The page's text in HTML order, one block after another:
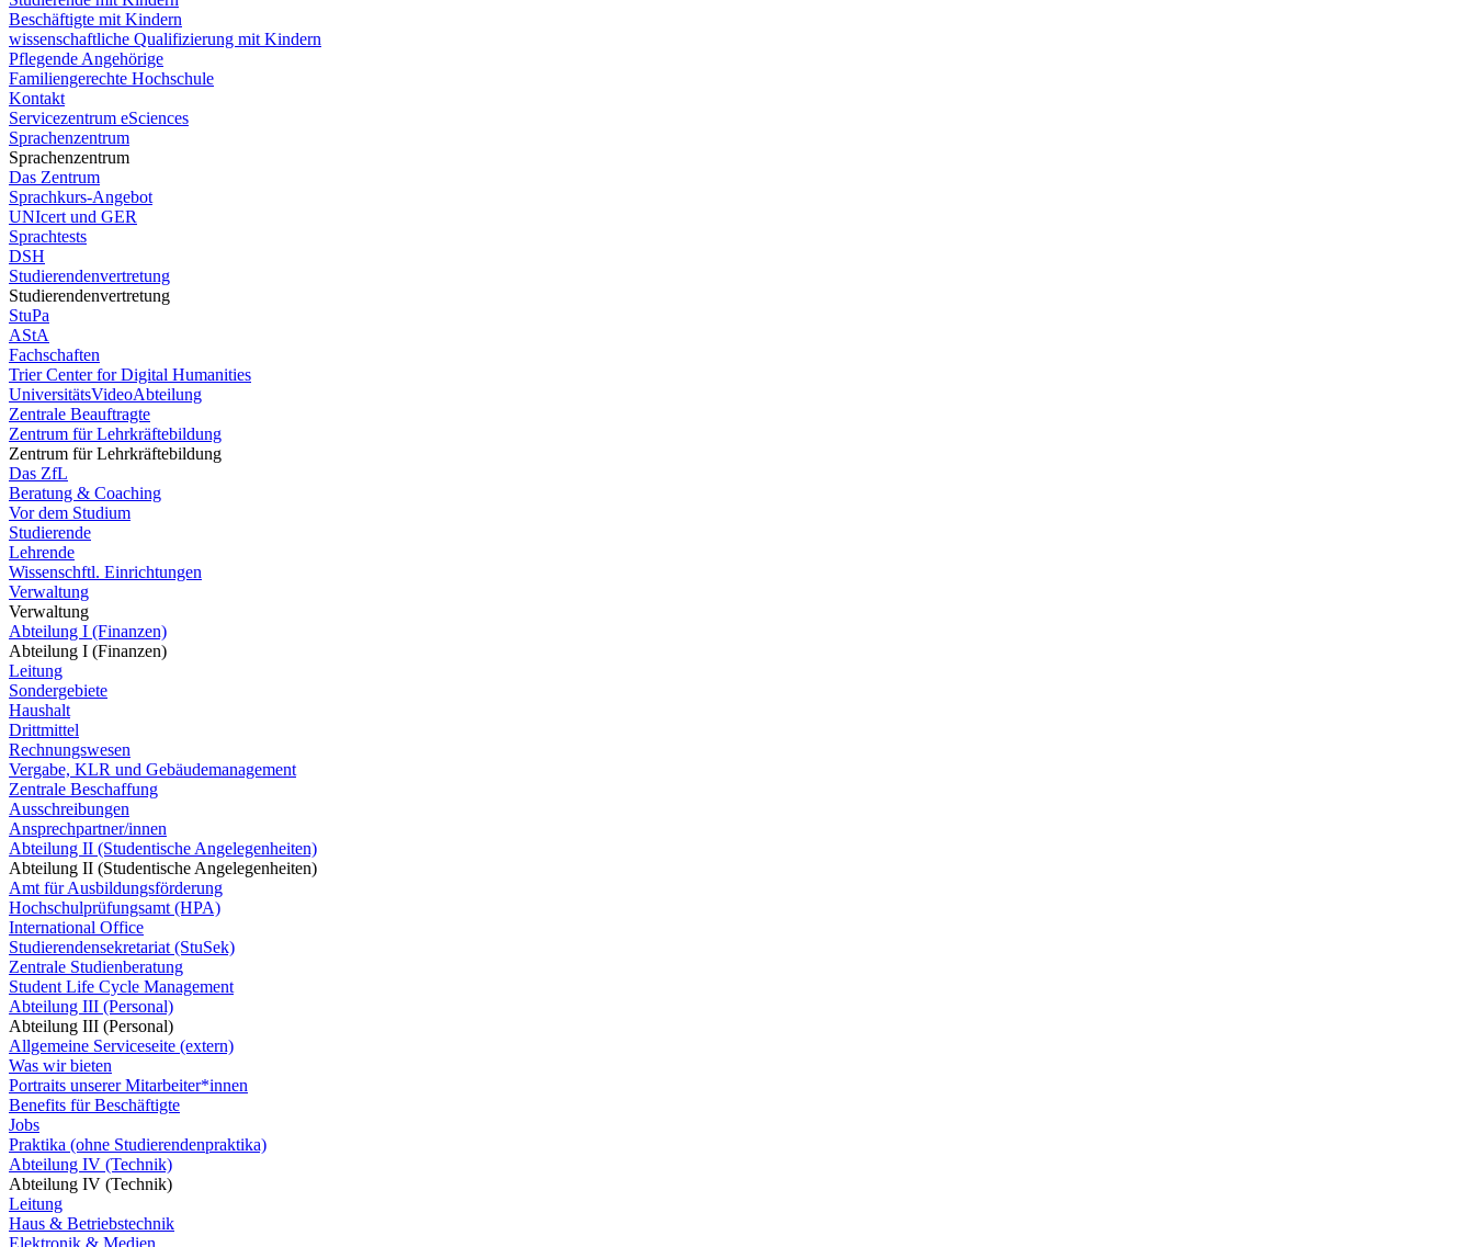
Beschäftigte mit Kindern
wissenschaftliche Qualifizierung mit Kindern
Pflegende Angehörige
Familiengerechte Hochschule
Kontakt
Servicezentrum eSciences
Sprachenzentrum
Sprachenzentrum
Das Zentrum
Sprachkurs-Angebot
UNIcert und GER
Sprachtests
DSH
Studierendenvertretung
Studierendenvertretung
StuPa
AStA
Fachschaften
Trier Center for Digital Humanities
UniversitätsVideoAbteilung
Zentrale Beauftragte
Zentrum für Lehrkräftebildung
Zentrum für Lehrkräftebildung
Das ZfL
Beratung & Coaching
Vor dem Studium
Studierende
Lehrende
Wissenschftl. Einrichtungen
Verwaltung
Verwaltung
Abteilung I (Finanzen)
Abteilung I (Finanzen)
Leitung
Sondergebiete
Haushalt
Drittmittel
Rechnungswesen
Vergabe, KLR und Gebäudemanagement
Zentrale Beschaffung
Ausschreibungen
Ansprechpartner/innen
Abteilung II (Studentische Angelegenheiten)
Abteilung II (Studentische Angelegenheiten)
Amt für Ausbildungsförderung
Hochschulprüfungsamt (HPA)
International Office
Studierendensekretariat (StuSek)
Zentrale Studienberatung
Student Life Cycle Management
Abteilung III (Personal)
Abteilung III (Personal)
Allgemeine Serviceseite (extern)
Was wir bieten
Portraits unserer Mitarbeiter*innen
Benefits für Beschäftigte
Jobs
Praktika (ohne Studierendenpraktika)
Abteilung IV (Technik)
Abteilung IV (Technik)
Leitung
Haus & Betriebstechnik
Elektronik & Medien